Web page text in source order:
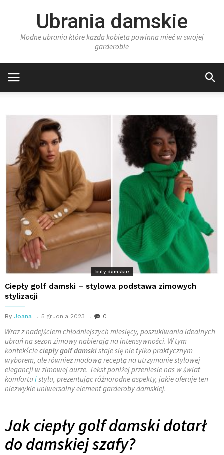
Ubrania damskie
Modne ubrania które każda kobieta powinna mieć w swojej
garderobie
buty damskie
Ciepły golf damski – stylowa podstawa zimowych
stylizacji
By Joana 5 grudnia 2023 0
Wraz z nadejściem chłodniejszych miesięcy, poszukiwania idealnych
ubrań na sezon zimowy nabierają na intensywności. W tym
kontekścieciepły golf damskistaje się nie tylko praktycznym
wyborem, ale również modową receptą na utrzymanie stylowej
elegancji w zimowej aurze. Tekst poniżej przeniesie nas w świat
komfortuistylu, prezentując różnorodne aspekty, jakie oferuje ten
niezwykle uniwersalny element garderoby damskiej.
Jak ciepły golf damski dotarł
do damskiej szafy?